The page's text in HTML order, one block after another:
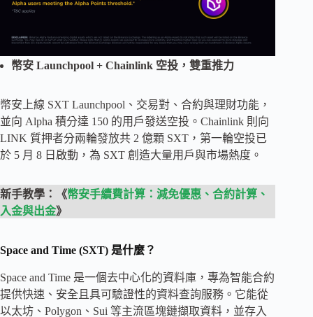
幣安 Launchpool + Chainlink 空投，雙重推力
幣安上線 SXT Launchpool、交易對、合約與理財功能，
並向 Alpha 積分達 150 的用戶發送空投。Chainlink 則向
LINK 質押者分兩輪發放共 2 億顆 SXT，第一輪空投已
於 5 月 8 日啟動，為 SXT 創造大量用戶與市場熱度。
新手教學：《幣安手續費計算：減免優惠、合約計算、
入金與出金》
Space and Time (SXT) 是什麼？
Space and Time 是一個去中心化的資料庫，專為智能合約
提供快速、安全且具可驗證性的資料查詢服務。它能從
以太坊、Polygon、Sui 等主流區塊鏈擷取資料，並存入